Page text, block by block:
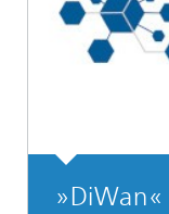
»DiWan«